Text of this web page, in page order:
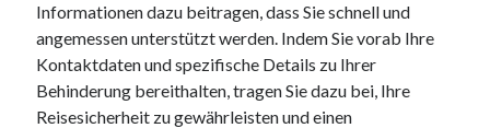
Informationen dazu beitragen, dass Sie schnell und
angemessen unterstützt werden. Indem Sie vorab Ihre
Kontaktdaten und spezifische Details zu Ihrer
Behinderung bereithalten, tragen Sie dazu bei, Ihre
Reisesicherheit zu gewährleisten und einen